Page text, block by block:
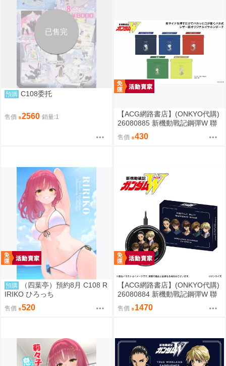
已售完
預購 C108委托
售價 2560 銷量:1
【ACG網路書店】(ONKYO代購)
26080885 新機動戰記鋼彈W 聯
名耳機 收納包
售價 430
預購
（四葉亭）預約8月 C108 R
IRIKO ひろっち
售價 520
【ACG網路書店】(ONKYO代購)
26080884 新機動戰記鋼彈W 聯
名耳機 專屬充電器
售價 1470